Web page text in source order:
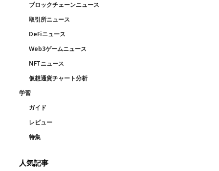
ブロックチェーンニュース
取引所ニュース
DeFiニュース
Web3ゲームニュース
NFTニュース
仮想通貨チャート分析
学習
ガイド
レビュー
特集
人気記事